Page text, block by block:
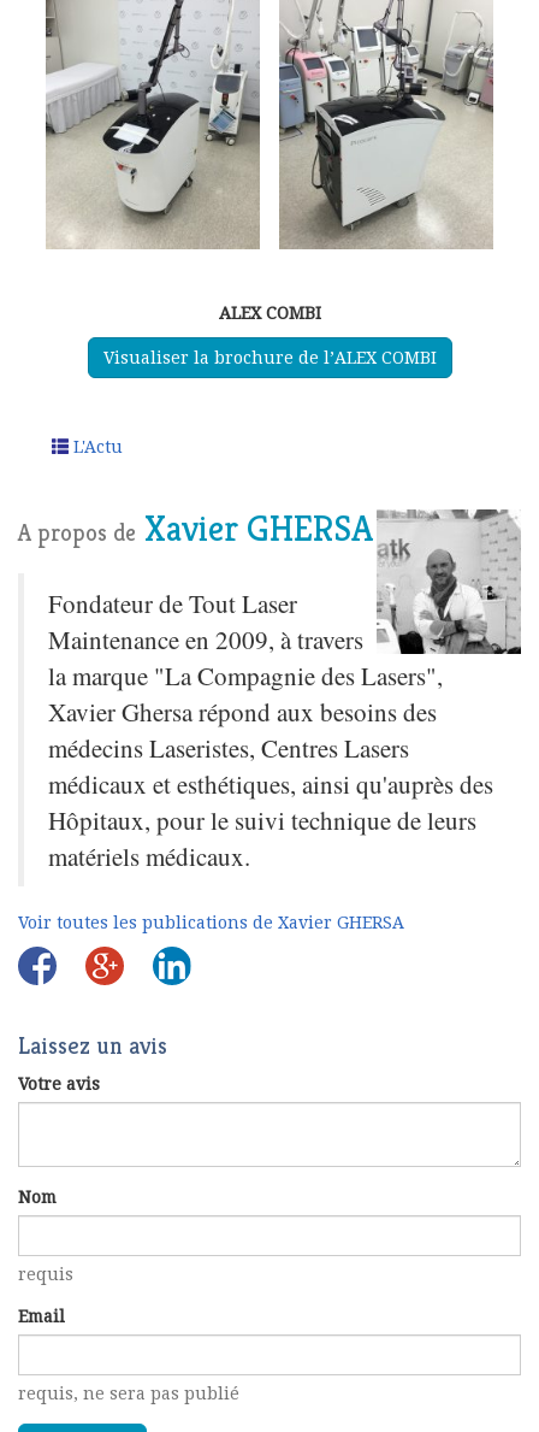
ALEX COMBI
Visualiser la brochure de l’ALEX COMBI
L'Actu
A propos de Xavier GHERSA
Fondateur de Tout Laser
Maintenance en 2009, à travers
la marque "La Compagnie des Lasers",
Xavier Ghersa répond aux besoins des
médecins Laseristes, Centres Lasers
médicaux et esthétiques, ainsi qu'auprès des
Hôpitaux, pour le suivi technique de leurs
matériels médicaux.
Voir toutes les publications de Xavier GHERSA
Laissez un avis
Votre avis
Nom
requis
Email
requis, ne sera pas publié